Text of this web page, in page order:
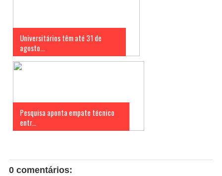
Universitários têm até 31 de
agosto...
Pesquisa aponta empate técnico
entr...
0 comentários: